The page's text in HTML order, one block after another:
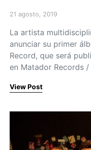
Posted on
21 agosto, 2019
La artista
anunciar su primer
Record, que será
en Matador Records
View Post